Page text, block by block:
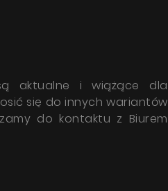
aktualne i wiążące dla
się do innych wariantów
do kontaktu z Biurem